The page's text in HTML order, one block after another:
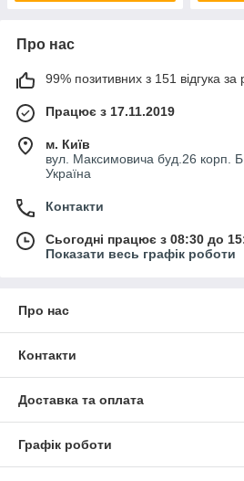
Про нас
99% позитивних з 151 відгука за
Працює з 17.11.2019
м. Київ
вул. Максимовича буд.26 корп.
Україна
Контакти
Сьогодні працює з 08:30 до
Показати весь графік роботи
Про нас
Контакти
Доставка та оплата
Графік роботи